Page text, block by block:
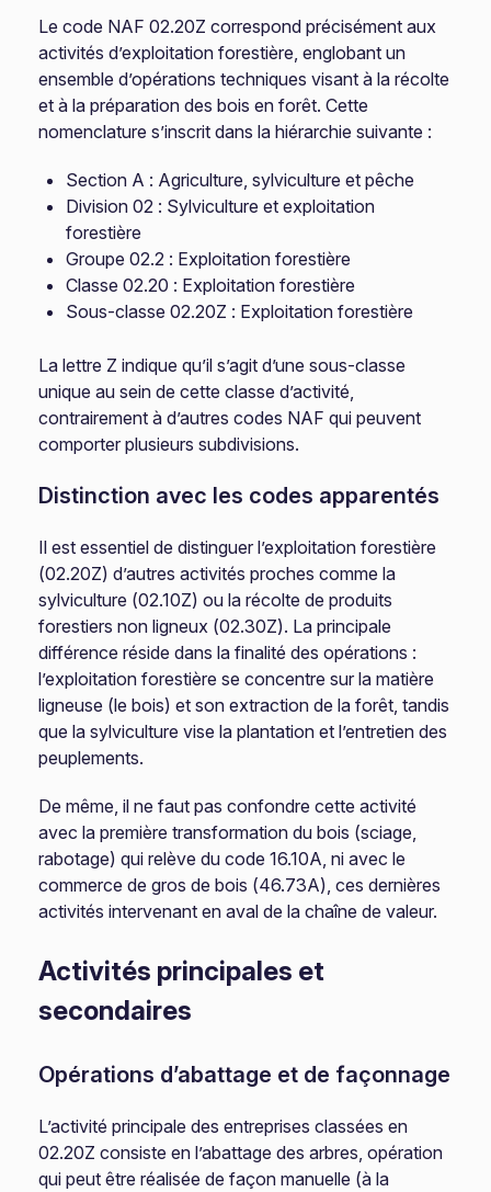
Le code NAF 02.20Z correspond précisément aux
activités d’exploitation forestière, englobant un
ensemble d’opérations techniques visant à la récolte
et à la préparation des bois en forêt. Cette
nomenclature s’inscrit dans la hiérarchie suivante :
Section A : Agriculture, sylviculture et pêche
Division 02 : Sylviculture et exploitation
forestière
Groupe 02.2 : Exploitation forestière
Classe 02.20 : Exploitation forestière
Sous-classe 02.20Z : Exploitation forestière
La lettre Z indique qu’il s’agit d’une sous-classe
unique au sein de cette classe d’activité,
contrairement à d’autres codes NAF qui peuvent
comporter plusieurs subdivisions.
Distinction avec les codes apparentés
Il est essentiel de distinguer l’exploitation forestière
(02.20Z) d’autres activités proches comme la
sylviculture (02.10Z) ou la récolte de produits
forestiers non ligneux (02.30Z). La principale
différence réside dans la finalité des opérations :
l’exploitation forestière se concentre sur la matière
ligneuse (le bois) et son extraction de la forêt, tandis
que la sylviculture vise la plantation et l’entretien des
peuplements.
De même, il ne faut pas confondre cette activité
avec la première transformation du bois (sciage,
rabotage) qui relève du code 16.10A, ni avec le
commerce de gros de bois (46.73A), ces dernières
activités intervenant en aval de la chaîne de valeur.
Activités principales et
secondaires
Opérations d’abattage et de façonnage
L’activité principale des entreprises classées en
02.20Z consiste en l’abattage des arbres, opération
qui peut être réalisée de façon manuelle (à la